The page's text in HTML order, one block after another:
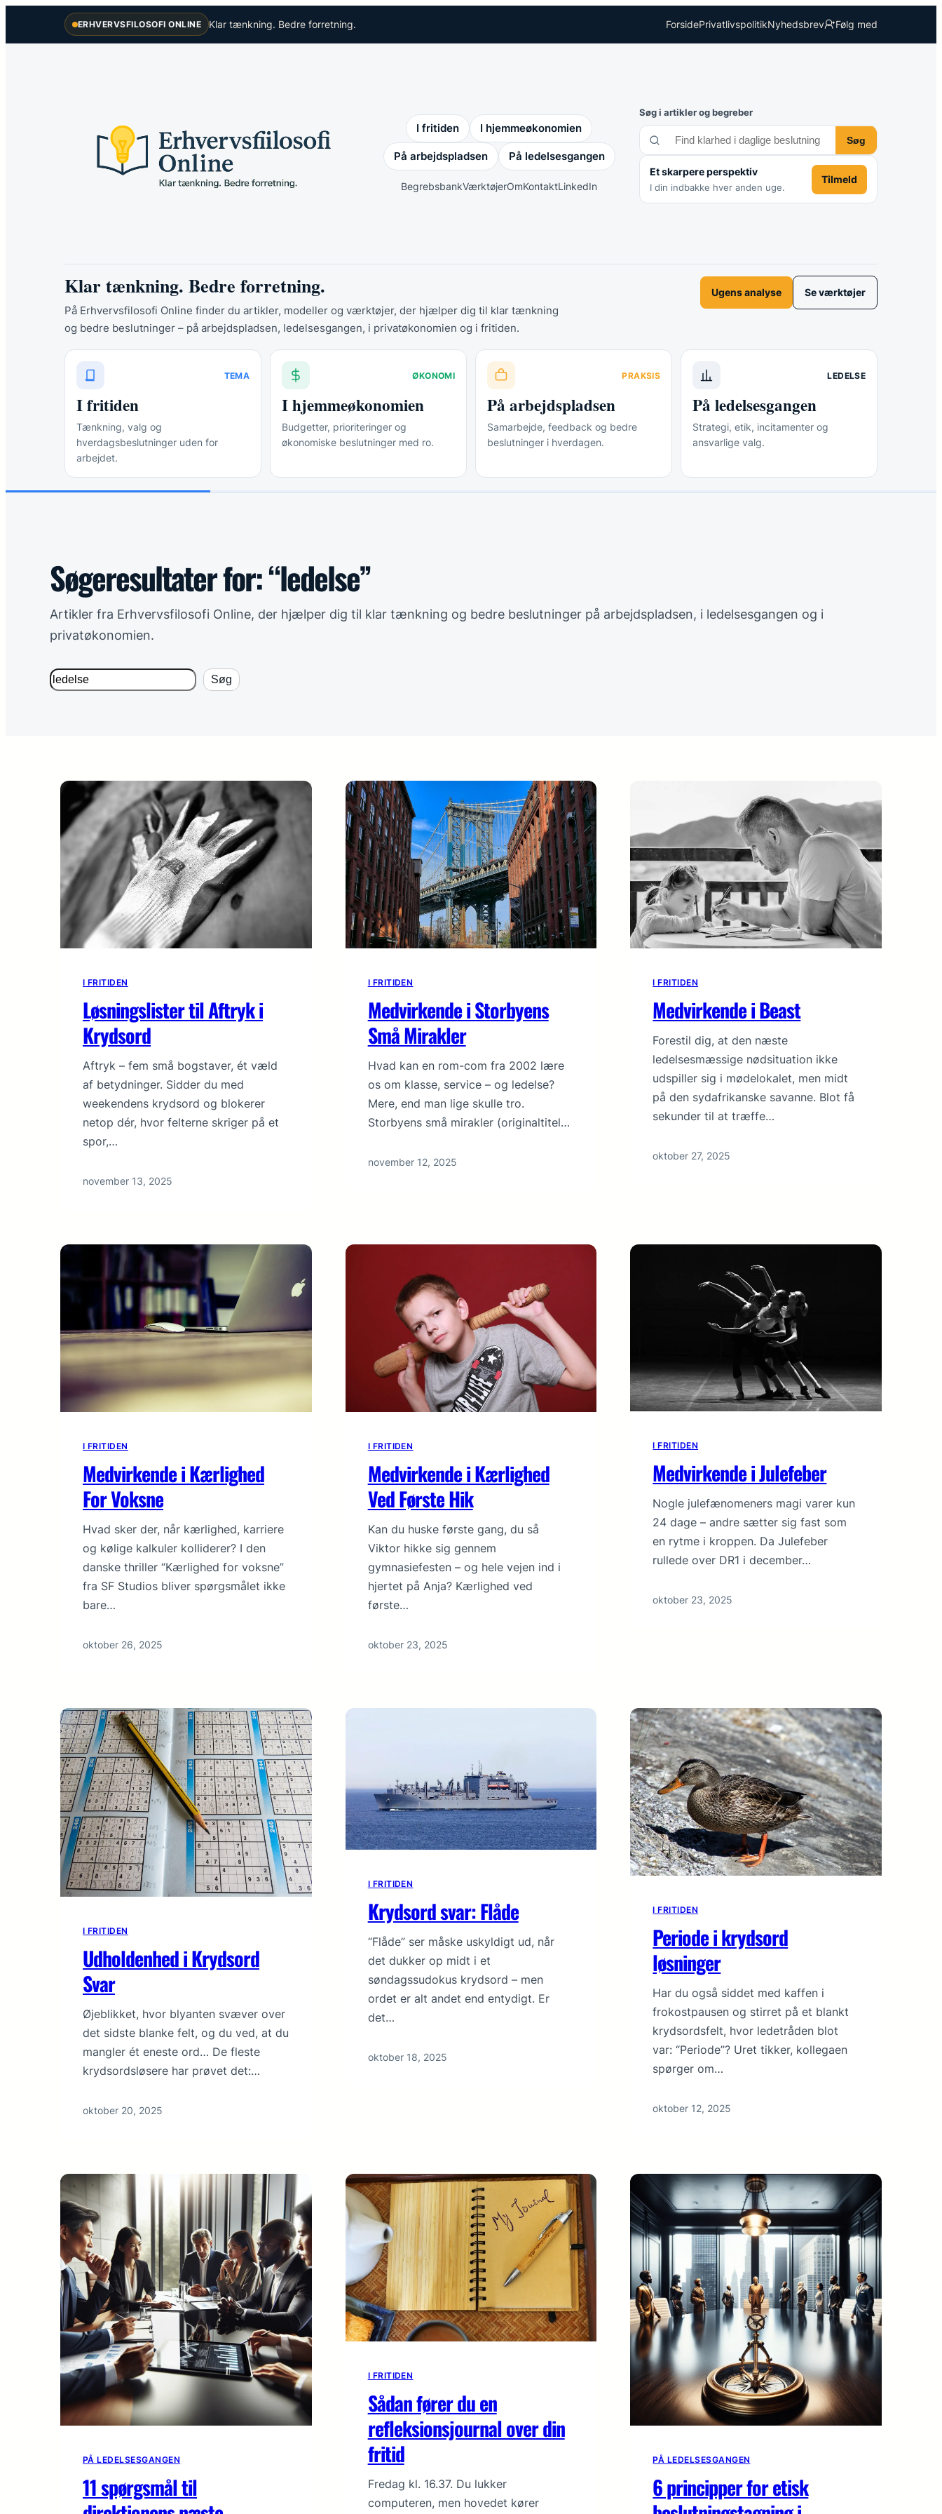
ERHVERVSFILOSOFI ONLINE Klar tænkning. Bedre forretning. ForsidePrivatlivspolitikNyhedsbrev Følg med
I fritiden I hjemmeøkonomien
På arbejdspladsen På ledelsesgangen
BegrebsbankVærktøjerOmKontaktLinkedIn
Søg i artikler og begreber
Søg
Et skarpere perspektiv
I din indbakke hver anden uge.
Tilmeld
Klar tænkning. Bedre forretning.
På Erhvervsfilosofi Online finder du artikler, modeller og værktøjer, der hjælper dig til klar tænkning
og bedre beslutninger – på arbejdspladsen, ledelsesgangen, i privatøkonomien og i fritiden.
Ugens analyse Se værktøjer
TEMA
I fritiden
Tænkning, valg og
hverdagsbeslutninger uden for
arbejdet.
ØKONOMI
I hjemmeøkonomien
Budgetter, prioriteringer og
økonomiske beslutninger med ro.
PRAKSIS
På arbejdspladsen
Samarbejde, feedback og bedre
beslutninger i hverdagen.
LEDELSE
På ledelsesgangen
Strategi, etik, incitamenter og
ansvarlige valg.
Søgeresultater for: “ledelse”
Artikler fra Erhvervsfilosofi Online, der hjælper dig til klar tænkning og bedre beslutninger på arbejdspladsen, i ledelsesgangen og i
privatøkonomien.
Søg Søg
I FRITIDEN
Løsningslister til Aftryk i
Krydsord
Aftryk – fem små bogstaver, ét væld
af betydninger. Sidder du med
weekendens krydsord og blokerer
netop dér, hvor felterne skriger på et
spor,…
november 13, 2025
I FRITIDEN
Medvirkende i Storbyens
Små Mirakler
Hvad kan en rom-com fra 2002 lære
os om klasse, service – og ledelse?
Mere, end man lige skulle tro.
Storbyens små mirakler (originaltitel…
november 12, 2025
I FRITIDEN
Medvirkende i Beast
Forestil dig, at den næste
ledelsesmæssige nød­situa­tion ikke
udspiller sig i mødelokalet, men midt
på den sydafrikanske savanne. Blot få
sekunder til at træffe…
oktober 27, 2025
I FRITIDEN
Medvirkende i Kærlighed
For Voksne
Hvad sker der, når kærlighed, karriere
og kølige kalkuler kolliderer? I den
danske thriller “Kærlighed for voksne”
fra SF Studios bliver spørgsmålet ikke
bare…
oktober 26, 2025
I FRITIDEN
Medvirkende i Kærlighed
Ved Første Hik
Kan du huske første gang, du så
Viktor hikke sig gennem
gymnasiefesten – og hele vejen ind i
hjertet på Anja? Kærlighed ved
første…
oktober 23, 2025
I FRITIDEN
Medvirkende i Julefeber
Nogle julefænomeners magi varer kun
24 dage – andre sætter sig fast som
en rytme i kroppen. Da Julefeber
rullede over DR1 i december…
oktober 23, 2025
I FRITIDEN
Udholdenhed i Krydsord
Svar
Øjeblikket, hvor blyanten svæver over
det sidste blanke felt, og du ved, at du
mangler ét eneste ord… De fleste
krydsordsløsere har prøvet det:…
oktober 20, 2025
I FRITIDEN
Krydsord svar: Flåde
“Flåde” ser måske uskyldigt ud, når
det dukker op midt i et
søndagssudokus krydsord – men
ordet er alt andet end entydigt. Er
det…
oktober 18, 2025
I FRITIDEN
Periode i krydsord
løsninger
Har du også siddet med kaffen i
frokostpausen og stirret på et blankt
krydsordsfelt, hvor ledetråden blot
var: “Periode”? Uret tikker, kollegaen
spørger om…
oktober 12, 2025
PÅ LEDELSESGANGEN
11 spørgsmål til
I FRITIDEN
Sådan fører du en
refleksionsjournal over din
fritid
Fredag kl. 16.37. Du lukker
computeren, men hovedet kører
PÅ LEDELSESGANGEN
6 principper for etisk